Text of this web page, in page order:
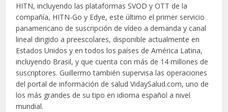
HITN, incluyendo las plataformas SVOD y OTT de la
compañía, HITN-Go y Edye, este último el primer servicio
panamericano de suscripción de vídeo a demanda y canal
lineal dirigido a preescolares, disponible actualmente en
Estados Unidos y en todos los países de América Latina,
incluyendo Brasil, y que cuenta con más de 14 millones de
suscriptores. Guillermo también supervisa las operaciones
del portal de información de salud VidaySalud.com, uno de
los más grandes de su tipo en idioma español a nivel
mundial.